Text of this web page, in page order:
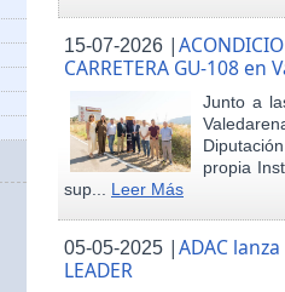
15-07-2026 |
CARRETERA GU-108 en
Junto a
propia
sup... Leer Más
05-05-2025 |ADAC
LEADER